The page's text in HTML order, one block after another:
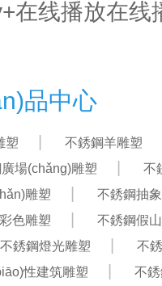
在线播放在线
品中心
塑 不銹鋼羊雕塑
場(chǎng)雕塑 不
雕塑 不銹鋼抽
色雕塑 不銹鋼假
不銹鋼燈光雕塑 不
性建筑雕塑 不